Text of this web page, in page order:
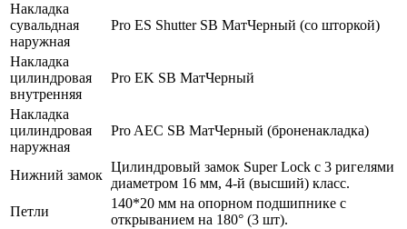
Накладка
сувальдная
наружная
Pro ES Shutter SB МатЧерный (со шторкой)
Накладка
цилиндровая
внутренняя
Pro EK SB МатЧерный
Накладка
цилиндровая
наружная
Pro AEC SB МатЧерный (броненакладка)
Нижний замок
Цилиндровый замок Super Lock с 3 ригелями
диаметром 16 мм, 4-й (высший) класс.
Петли
140*20 мм на опорном подшипнике с
открыванием на 180° (3 шт).